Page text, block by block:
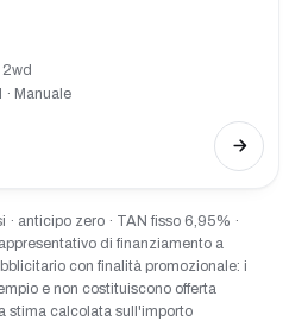
· Manuale
anticipo zero · TAN fisso 6,95% ·
di finanziamento a
con finalità promozionale: i
e non costituiscono offerta
stima calcolata sull'importo